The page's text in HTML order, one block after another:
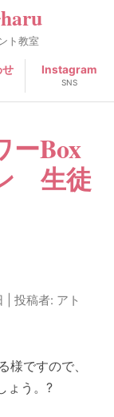
ト教室
せ Instagram
SNS
ーBox
生徒
|投稿者: アト
様ですので、
ょう。?